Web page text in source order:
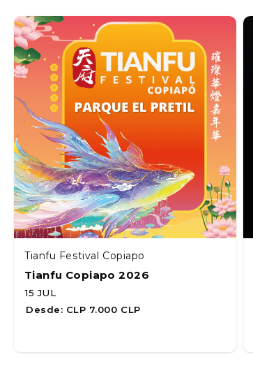
Tianfu Festival Copiapo
Tianfu Copiapo 2026
15 JUL
Desde: CLP 7.000 CLP